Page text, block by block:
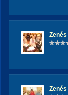
Zenés
Zenés